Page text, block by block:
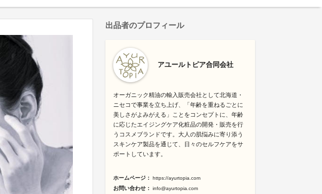
出品者のプロフィール
アユールトピア合同会社
オーガニック精油の輸入販売会社として北海道・
ニセコで事業を立ち上げ、「年齢を重ねるごとに
美しさがよみがえる」ことをコンセプトに、年齢
に応じたエイジングケア化粧品の開発・販売を行
うコスメブランドです。大人の肌悩みに寄り添う
スキンケア製品を通じて、日々のセルフケアをサ
ポートしています。
ホームページ： https://ayurtopia.com
お問い合わせ： info@ayurtopia.com